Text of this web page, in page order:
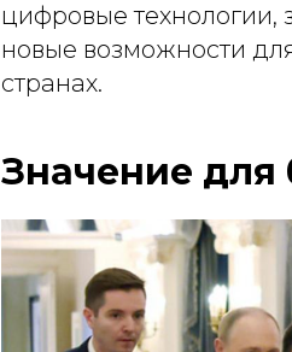
цифровые технологии,
новые возможности
странах.
Значение для